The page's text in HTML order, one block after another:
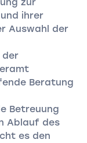
ihrer
Auswahl der
der
Beratung
Betreuung
Ablauf des
es den